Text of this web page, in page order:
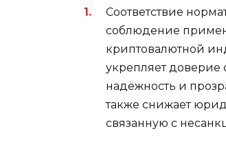
Соответствие
соблюдение
криптовалютной
укрепляет доверие
надёжность и
также снижает
связанную с